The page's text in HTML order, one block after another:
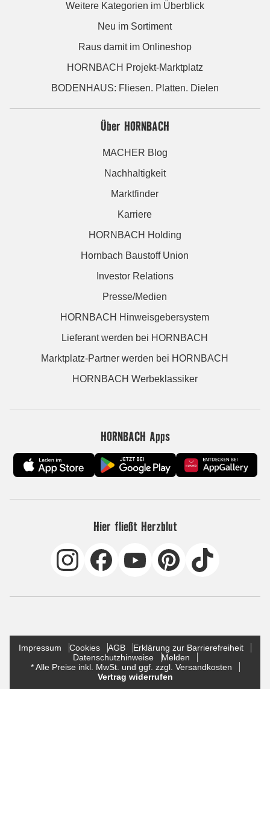
Weitere Kategorien im Überblick
Neu im Sortiment
Raus damit im Onlineshop
HORNBACH Projekt-Marktplatz
BODENHAUS: Fliesen. Platten. Dielen
Über HORNBACH
MACHER Blog
Nachhaltigkeit
Marktfinder
Karriere
HORNBACH Holding
Hornbach Baustoff Union
Investor Relations
Presse/Medien
HORNBACH Hinweisgebersystem
Lieferant werden bei HORNBACH
Marktplatz-Partner werden bei HORNBACH
HORNBACH Werbeklassiker
HORNBACH Apps
Hier fließt Herzblut
Impressum Cookies AGB
Erklärung zur Barrierefreiheit
Datenschutzhinweise
Melden
* Alle Preise inkl. MwSt. und ggf. zzgl. Versandkosten
Vertrag widerrufen